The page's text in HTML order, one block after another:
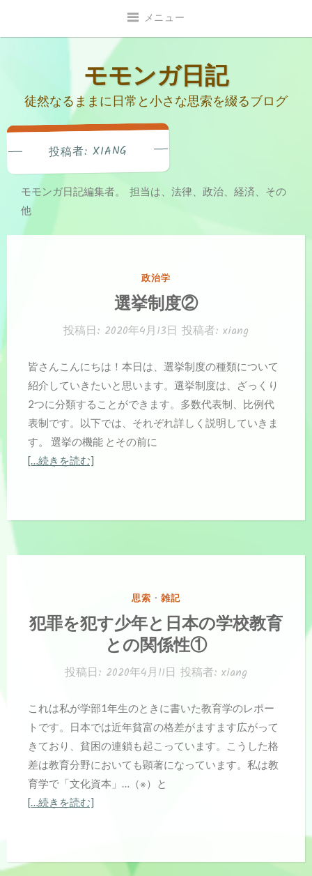
メニュー
モモンガ日記
徒然なるままに日常と小さな思索を綴るブログ
投稿者:XIANG
モモンガ日記編集者。 担当は、法律、政治、経済、その
他
カ
テ
ゴ
リ
政治学
選挙制度②
投稿日: 2020年4月13日 投稿者: xiang
皆さんこんにちは！本日は、選挙制度の種類について
紹介していきたいと思います。選挙制度は、ざっくり
2つに分類することができます。多数代表制、比例代
表制です。以下では、それぞれ詳しく説明していきま
す。 選挙の機能 とその前に
[…続きを読む]
カ
テ
ゴ
リ
思索 ・ 雑記
犯罪を犯す少年と日本の学校教育
との関係性①
投稿日: 2020年4月11日 投稿者: xiang
これは私が学部1年生のときに書いた教育学のレポー
トです。日本では近年貧富の格差がますます広がって
きており、貧困の連鎖も起こっています。こうした格
差は教育分野においても顕著になっています。私は教
育学で「文化資本」…（※）と
[…続きを読む]